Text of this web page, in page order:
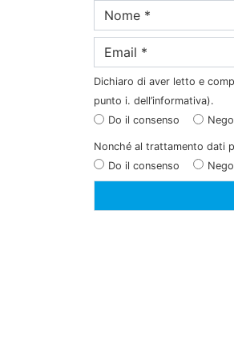
Dichiaro di aver letto e
punto i. dell’informativa).
Do il consenso
Nonché al trattamento dati
Do il consenso